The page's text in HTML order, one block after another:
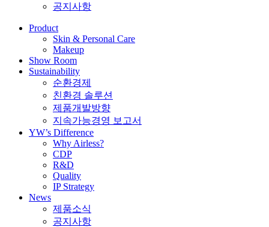
공지사항
Product
Skin & Personal Care
Makeup
Show Room
Sustainability
순환경제
친환경 솔루션
제품개발방향
지속가능경영 보고서
YW’s Difference
Why Airless?
CDP
R&D
Quality
IP Strategy
News
제품소식
공지사항